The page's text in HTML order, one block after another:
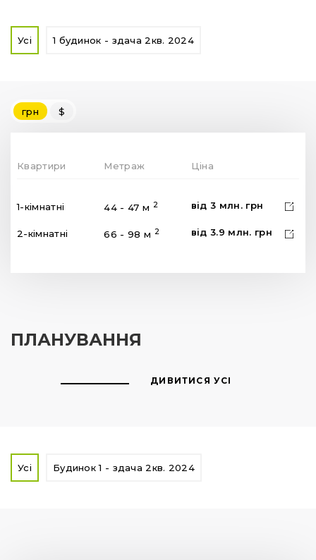
Усі 1 будинок - здача 2кв. 2024
грн $
Квартири Метраж Ціна
1-кімнатні 44 - 47 м 2 від 3 млн. грн
2-кімнатні 66 - 98 м 2 від 3.9 млн. грн
ПЛАНУВАННЯ
ДИВИТИСЯ УСІ
Усі Будинок 1 - здача 2кв. 2024